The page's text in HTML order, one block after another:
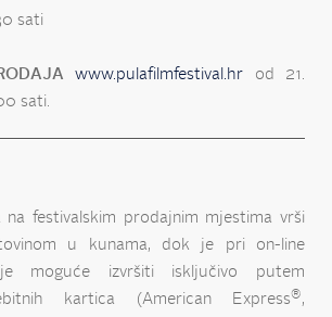
sati
www.pulafilmfestival.hr od 21.
sati.
na festivalskim prodajnim mjestima vrši
u kunama, dok je pri on-line
moguće izvršiti isključivo putem
kartica (American Express®,